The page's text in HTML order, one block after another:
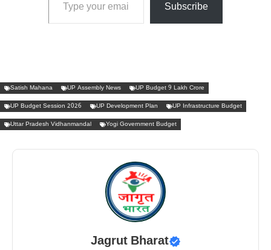
Subscribe
Satish Mahana UP Assembly News UP Budget 9 Lakh Crore
UP Budget Session 2026 UP Development Plan UP Infrastructure Budget
Uttar Pradesh Vidhanmandal Yogi Government Budget
Jagrut Bharat